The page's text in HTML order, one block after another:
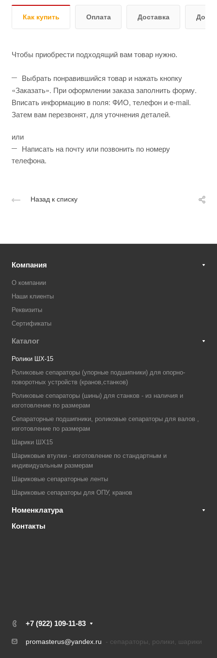
Как купить Оплата Доставка
Чтобы приобрести подходящий вам товар нужно.
Выбрать понравившийся товар и нажать кнопку
«Заказать». При оформлении заказа заполнить форму.
Вписать информацию в поля: ФИО, телефон и e-mail.
Затем вам перезвонят, для уточнения деталей.
или
Написать на почту или позвонить по номеру
телефона.
Назад к списку
Компания
О компании
Наши клиенты
Реквизиты
Сертификаты
Каталог
Ролики ШХ-15
Роликовые сепараторы (упорные подшипники) для опорно-
поворотных устройств (кранов,станков)
Роликовые сепараторы (шины) для станков - из наличия и
изготовление по размерам
Сепараторные подшипники, роликовые сепараторы для валов ,
изготовление по размерам
Шарики ШХ15
Шариковые втулки - изготовление по стандартным и
индивидуальным размерам
Шариковые сепараторные ленты
Шариковые сепараторы для ОПУ, кранов
Номенклатура
Контакты
+7 (922) 109-11-83
promasterus@yandex.ru - сепараторы, ролики, шарики